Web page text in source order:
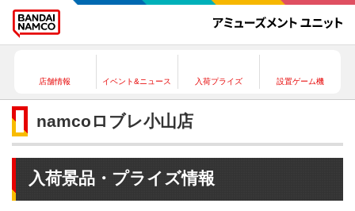
店舗情報 イベント&ニュース 入荷プライズ 設置ゲーム機
namcoロブレ小山店
入荷景品・プライズ情報